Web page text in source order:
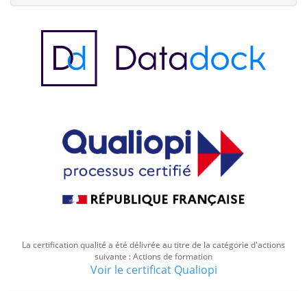
La certification qualité a été délivrée au titre de la catégorie d'actions
suivante : Actions de formation
Voir le certificat Qualiopi